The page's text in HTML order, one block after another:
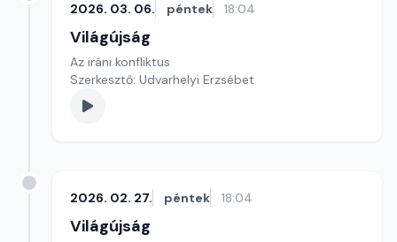
2026. 03. 06. péntek 18:04
Világújság
Az iráni konfliktus
Szerkesztő: Udvarhelyi Erzsébet
2026. 02. 27. péntek 18:04
Világújság